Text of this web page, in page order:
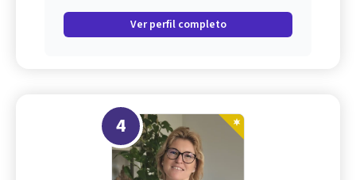
Ver perfil completo
4